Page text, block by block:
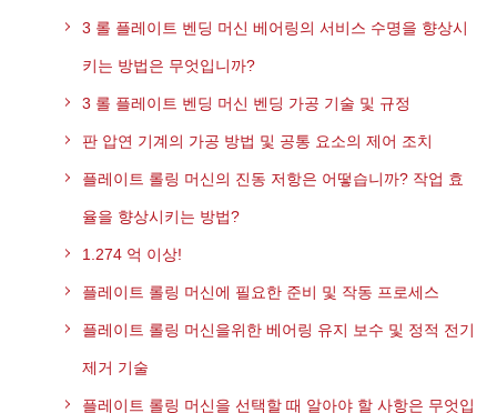
3 롤 플레이트 벤딩 머신 베어링의 서비스 수명을 향상시
키는 방법은 무엇입니까?
3 롤 플레이트 벤딩 머신 벤딩 가공 기술 및 규정
판 압연 기계의 가공 방법 및 공통 요소의 제어 조치
플레이트 롤링 머신의 진동 저항은 어떻습니까? 작업 효
율을 향상시키는 방법?
1.274 억 이상!
플레이트 롤링 머신에 필요한 준비 및 작동 프로세스
플레이트 롤링 머신을위한 베어링 유지 보수 및 정적 전기
제거 기술
플레이트 롤링 머신을 선택할 때 알아야 할 사항은 무엇입